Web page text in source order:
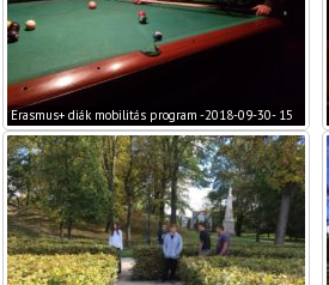
Erasmus+ diák mobilitás program -2018-09-30- 15